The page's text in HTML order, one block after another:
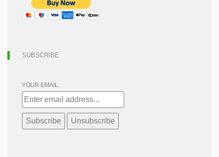
SUBSCRIBE
YOUR EMAIL: